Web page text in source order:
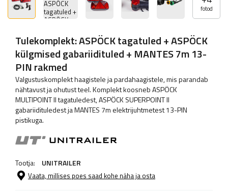
fotod
Tulekomplekt: ASPÖCK tagatuled + ASPÖCK
külgmised gabariidituled + MANTES 7m 13-
PIN rakmed
Valgustuskomplekt haagistele ja pardahaagistele, mis parandab
nähtavust ja ohutust teel. Komplekt koosneb ASPÖCK
MULTIPOINT II tagatuledest, ASPÖCK SUPERPOINT II
gabariidituledest ja MANTES 7m elektrijuhtmetest 13-PIN
pistikuga.
Tootja: UNITRAILER
Vaata, millises poes saad kohe näha ja osta